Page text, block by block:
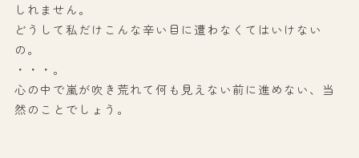
しれません。
どうして私だけこんな辛い目に遭わなくてはいけない
の。
・・・。
心の中で嵐が吹き荒れて何も見えない前に進めない、当
然のことでしょう。